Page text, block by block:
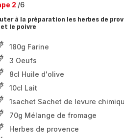
2 /6
à la préparation les herbes de
le poivre
180g Farine
3 Oeufs
8cl Huile d'olive
10cl Lait
1sachet Sachet de levure
70g Mélange de fromage
Herbes de provence